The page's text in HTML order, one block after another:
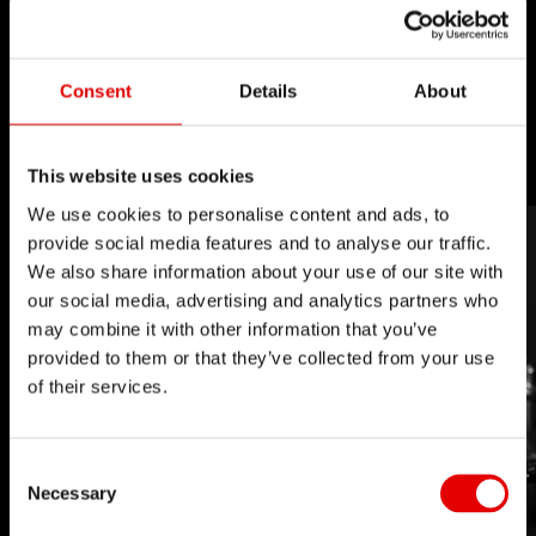
Consent Details About
This website uses cookies
We use cookies to personalise content and ads, to
provide social media features and to analyse our traffic.
We also share information about your use of our site with
our social media, advertising and analytics partners who
may combine it with other information that you’ve
provided to them or that they’ve collected from your use
of their services.
Necessary
produktów dążymy do wyszukanych rozwiązań.
przekraczanie barier dzięki naszym